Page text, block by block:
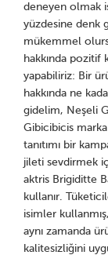
deneyen olmak
yüzdesine denk
mükemmel
hakkında pozitif
yapabiliriz: Bir
hakkında ne
gidelim, Neşeli
Gibicibicis
tanıtımı bir
jileti sevdirmek
aktris Brigiditte
kullanır.
isimler
aynı zamanda
kalitesizliğini